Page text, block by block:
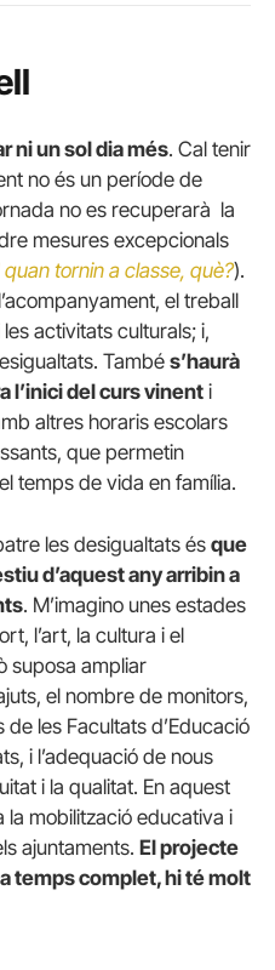
ni un sol dia més. Cal tenir
no és un període de
no es recuperarà la
mesures excepcionals
quan tornin a classe, què?).
el treball
activitats culturals; i,
També s’haurà
l’inici del curs vinent i
altres horaris escolars
que permetin
temps de vida en família.
les desigualtats ésque
d’aquest any arribin a
. M’imagino unes estades
l’art, la cultura i el
suposa ampliar
el nombre de monitors,
les Facultats d’Educació
i l’adequació de nous
i la qualitat. En aquest
la mobilització educativa i
ajuntaments. El projecte
temps complet, hi té molt